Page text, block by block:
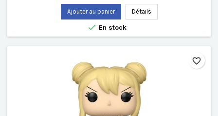
Ajouter au panier Détails
 En stock
favorite_border